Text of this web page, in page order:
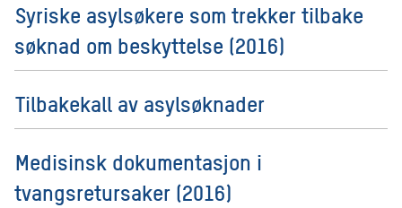
Syriske asylsøkere som trekker tilbake
søknad om beskyttelse (2016)
Tilbakekall av asylsøknader
Medisinsk dokumentasjon i
tvangsretursaker (2016)